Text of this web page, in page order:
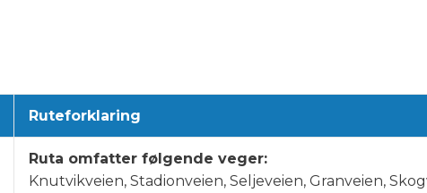
Ruteforklaring
Ruta omfatter følgende veger:
Knutvikveien, Stadionveien, Seljeveien, Granveien,